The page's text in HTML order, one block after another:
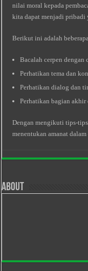
nilai moral kepada
kita dapat menjadi pribadi
Berikut ini adalah
Bacalah cerpen dengan
Perhatikan tema dan
Perhatikan dialog dan
Perhatikan bagian akhir
Dengan mengikuti tips-
menentukan amanat dalam
About